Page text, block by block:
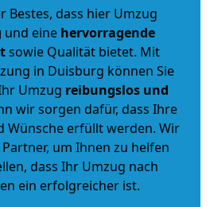
Bestes, dass hier Umzug
und eine hervorragende
sowie Qualität bietet. Mit
in Duisburg können Sie
Umzug reibungslos und
wir sorgen dafür, dass Ihre
Wünsche erfüllt werden. Wir
um Ihnen zu helfen
dass Ihr Umzug nach
ein erfolgreicher ist.